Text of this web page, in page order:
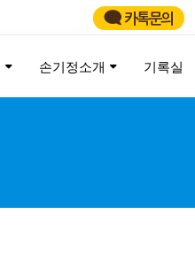
카톡문의
손기정소개 기록실